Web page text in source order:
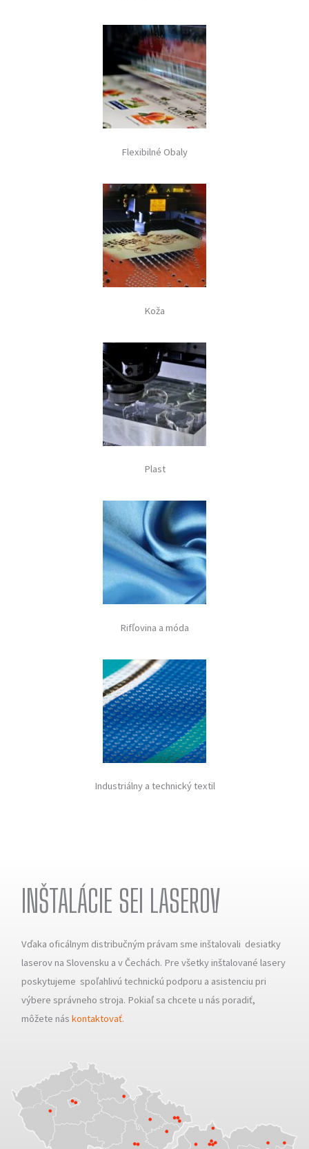
Flexibilné Obaly
Koža
Plast
Rifľovina a móda
Industriálny a technický textil
INŠTALÁCIE SEI LASEROV
Vďaka oficálnym distribučným právam sme inštalovali desiatky
laserov na Slovensku a v Čechách. Pre všetky inštalované lasery
poskytujeme spoľahlivú technickú podporu a asistenciu pri
výbere správneho stroja. Pokiaľ sa chcete u nás poradiť,
môžete náskontaktovať.